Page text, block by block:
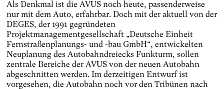
Als Denkmal ist die AVUS noch heute, passenderweise
nur mit dem Auto, erfahrbar. Doch mit der aktuell von der
DEGES, der 1991 gegründeten
Projektmanagementgesellschaft „Deutsche Einheit
Fernstraßenplanungs- und -bau GmbH“, entwickelten
Neuplanung des Autobahndreiecks Funkturm, sollen
zentrale Bereiche der AVUS von der neuen Autobahn
abgeschnitten werden. Im derzeitigen Entwurf ist
vorgesehen, die Autobahn noch vor den Tribünen nach